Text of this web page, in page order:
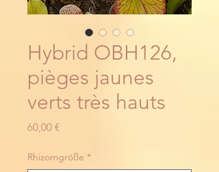
Hybrid OBH126,
pièges jaunes
verts très hauts
60,00 €Preis
Rhizomgröße *